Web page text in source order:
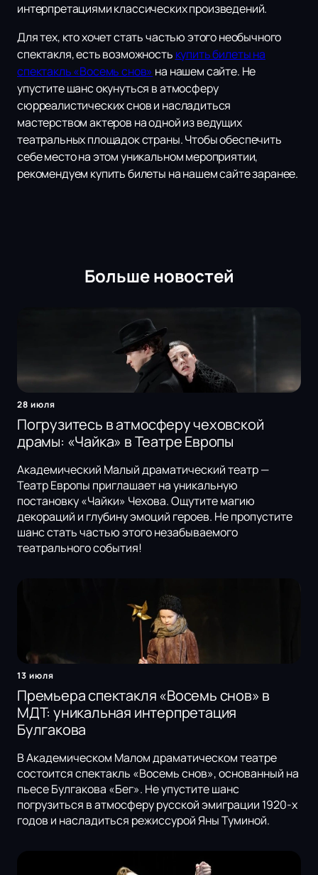
интерпретациями классических произведений.
Для тех, кто хочет стать частью этого необычного
спектакля, есть возможность купить билеты на
спектакль «Восемь снов» на нашем сайте. Не
упустите шанс окунуться в атмосферу
сюрреалистических снов и насладиться
мастерством актеров на одной из ведущих
театральных площадок страны. Чтобы обеспечить
себе место на этом уникальном мероприятии,
рекомендуем купить билеты на нашем сайте заранее.
Больше новостей
28 июля
Погрузитесь в атмосферу чеховской
драмы: «Чайка» в Театре Европы
Академический Малый драматический театр —
Театр Европы приглашает на уникальную
постановку «Чайки» Чехова. Ощутите магию
декораций и глубину эмоций героев. Не пропустите
шанс стать частью этого незабываемого
театрального события!
13 июля
Премьера спектакля «Восемь снов» в
МДТ: уникальная интерпретация
Булгакова
В Академическом Малом драматическом театре
состоится спектакль «Восемь снов», основанный на
пьесе Булгакова «Бег». Не упустите шанс
погрузиться в атмосферу русской эмиграции 1920-х
годов и насладиться режиссурой Яны Туминой.